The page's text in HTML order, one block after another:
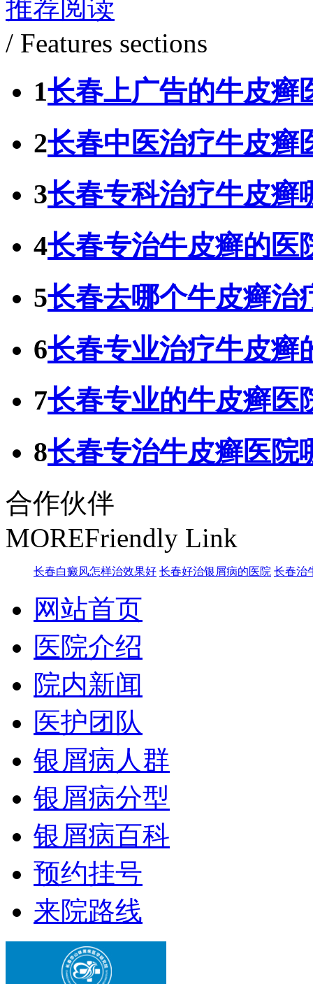
推荐阅读
/ Features sections
1长春上广告的牛皮癣
2长春中医治疗牛皮癣
3长春专科治疗牛皮癣
4长春专治牛皮癣的医
5长春去哪个牛皮癣治
6长春专业治疗牛皮癣
7长春专业的牛皮癣医
8长春专治牛皮癣医院
合作伙伴
MOREFriendly Link
长春白癜风怎样治效果好 长春好治银屑病的医院 长春治
网站首页
医院介绍
院内新闻
医护团队
银屑病人群
银屑病分型
银屑病百科
预约挂号
来院路线